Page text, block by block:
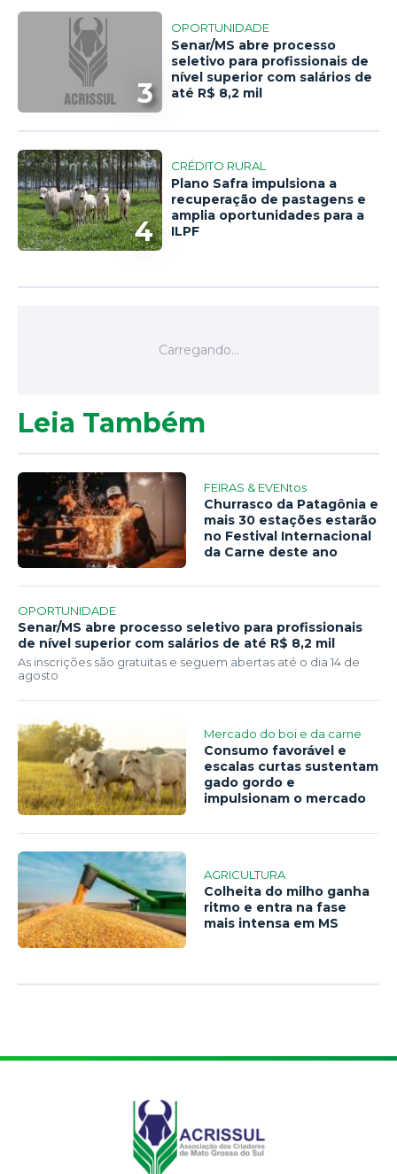
3
OPORTUNIDADE
Senar/MS abre processo
seletivo para profissionais de
nível superior com salários de
até R$ 8,2 mil
4
CRÉDITO RURAL
Plano Safra impulsiona a
recuperação de pastagens e
amplia oportunidades para a
ILPF
Leia Também
FEIRAS & EVENtos
Churrasco da Patagônia e
mais 30 estações estarão
no Festival Internacional
da Carne deste ano
OPORTUNIDADE
Senar/MS abre processo seletivo para profissionais
de nível superior com salários de até R$ 8,2 mil
As inscrições são gratuitas e seguem abertas até o dia 14 de
agosto
Mercado do boi e da carne
Consumo favorável e
escalas curtas sustentam
gado gordo e
impulsionam o mercado
AGRICULTURA
Colheita do milho ganha
ritmo e entra na fase
mais intensa em MS